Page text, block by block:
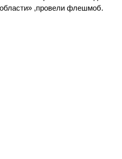
,провели флешмоб.